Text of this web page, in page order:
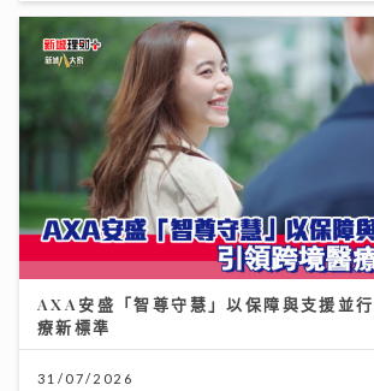
AXA安盛「智尊守慧」以保障與支援並
療新標準
31/07/2026